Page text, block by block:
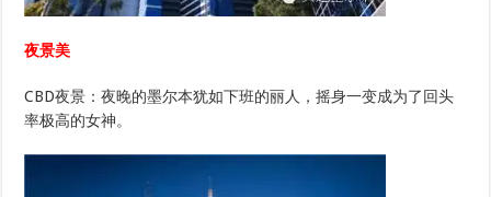
夜景美
CBD夜景：夜晚的墨尔本犹如下班的丽人，摇身一变成为了回头
率极高的女神。